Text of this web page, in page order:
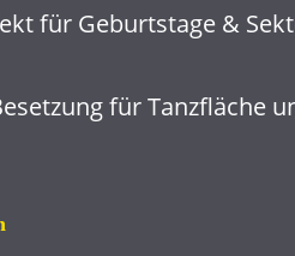
für Geburtstage &
für Tanzfläche